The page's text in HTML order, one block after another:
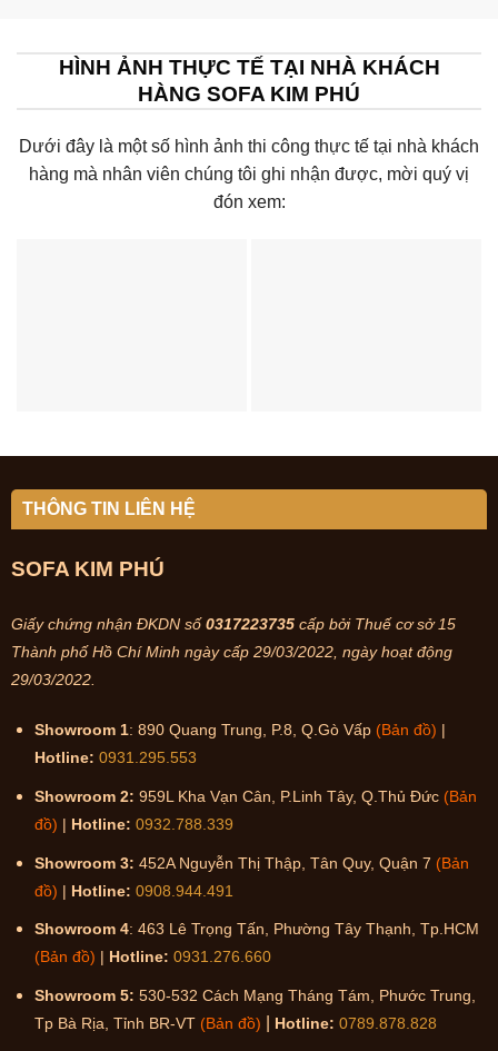
HÌNH ẢNH THỰC TẾ TẠI NHÀ KHÁCH
HÀNG SOFA KIM PHÚ
Dưới đây là một số hình ảnh thi công thực tế tại nhà khách
hàng mà nhân viên chúng tôi ghi nhận được, mời quý vị
đón xem:
THÔNG TIN LIÊN HỆ
SOFA KIM PHÚ
Giấy chứng nhận ĐKDN số 0317223735cấp bởi Thuế cơ sở 15
Thành phố Hồ Chí Minh ngày cấp 29/03/2022, ngày hoạt động
29/03/2022.
Showroom 1: 890 Quang Trung, P.8, Q.Gò Vấp (Bản đồ) |
Hotline: 0931.295.553
Showroom 2: 959L Kha Vạn Cân, P.Linh Tây, Q.Thủ Đức (Bản
đồ) | Hotline: 0932.788.339
Showroom 3: 452A Nguyễn Thị Thập, Tân Quy, Quận 7 (Bản
đồ) | Hotline: 0908.944.491
Showroom 4: 463 Lê Trọng Tấn, Phường Tây Thạnh, Tp.HCM
(Bản đồ) | Hotline: 0931.276.660
Showroom 5: 530-532 Cách Mạng Tháng Tám, Phước Trung,
Tp Bà Rịa, Tỉnh BR-VT (Bản đồ) Hotline: 0789.878.828